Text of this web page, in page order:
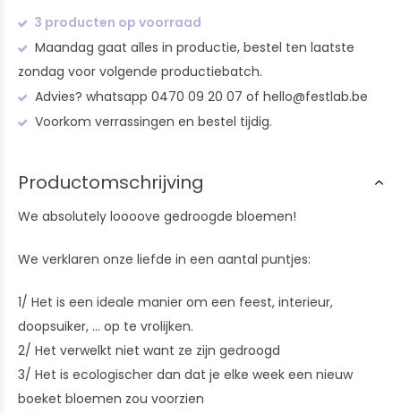
3 producten op voorraad
Maandag gaat alles in productie, bestel ten laatste
zondag voor volgende productiebatch.
Advies? whatsapp 0470 09 20 07 of hello@festlab.be
Voorkom verrassingen en bestel tijdig.
Productomschrijving
We absolutely loooove gedroogde bloemen!
We verklaren onze liefde in een aantal puntjes:
1/ Het is een ideale manier om een feest, interieur,
doopsuiker, ... op te vrolijken.
2/ Het verwelkt niet want ze zijn gedroogd
3/ Het is ecologischer dan dat je elke week een nieuw
boeket bloemen zou voorzien